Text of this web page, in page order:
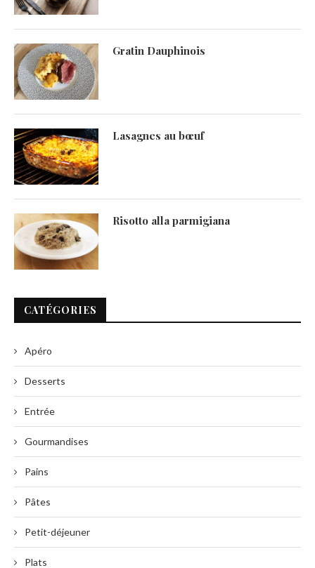
Gratin Dauphinois
Lasagnes au bœuf
Risotto alla parmigiana
CATÉGORIES
Apéro
Desserts
Entrée
Gourmandises
Pains
Pâtes
Petit-déjeuner
Plats